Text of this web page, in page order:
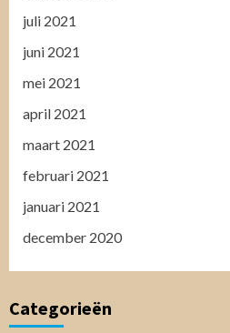
juli 2021
juni 2021
mei 2021
april 2021
maart 2021
februari 2021
januari 2021
december 2020
Categorieën